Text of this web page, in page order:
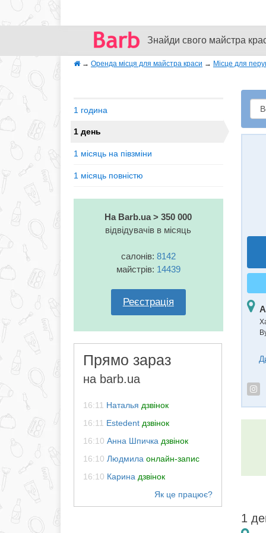
Знайди свого майстра
→ Оренда місця для майстра краси → Місце для
1 година
1 день
1 місяць на півзміни
1 місяць повністю
На Barb.ua > 350 000
відвідувачів в місяць
салонів: 8142
майстрів: 14439
Реєстрація
Прямо зараз
на barb.ua
16:11 Наталья дзвінок
16:11 Estedent дзвінок
16:10 Анна Шпичка дзвінок
16:10 Людмила онлайн-запис
16:10 Карина дзвінок
1